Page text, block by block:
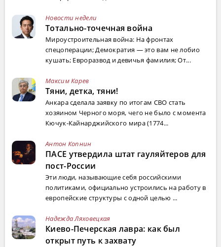
Новости недели
Тотально-точечная война
Мироустроительная война: На фронтах
спецоперации; Демократия — это вам не лобио
кушать; Евроразвод и девичья фамилия; От...
Максим Карев
Тяни, детка, тяни!
Анкара сделала заявку по итогам СВО стать
хозяином Черного моря, чего не было с момента
Кючук-Кайнарджийского мира (1774...
Антон Копнин
ПАСЕ утвердила штат гауляйтеров для
пост-России
Эти люди, называющие себя российскими
политиками, официально устроились на работу в
европейские структуры с одной целью ...
Надежда Ляховецкая
Киево-Печерская лавра: как был
открыт путь к захвату